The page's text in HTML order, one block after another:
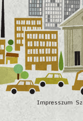
Impresszum